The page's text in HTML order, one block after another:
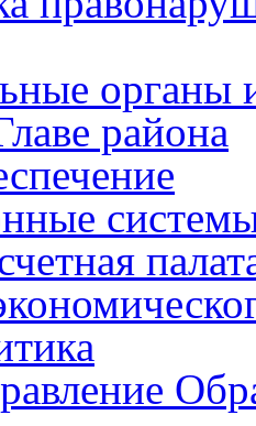
органы
района